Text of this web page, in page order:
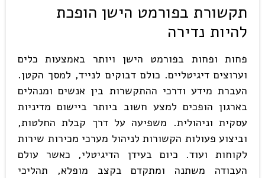
תקשורת בפורמט הישן הופכת
להיות נדירה
פחות ופחות בפורמט הישן ויותר באמצעות כלים
וערוצים דיגיטליים. כולם דבוקים לנייד, למסך הקטן.
העברת מידע ודרכי ההתקשרות בין אנשים ומנהלים
בארגון הופכים למצע חשוב ביותר ביישום מדיניות
עסקית וניהולית. משפיעה על דרך קבלת החלטות,
וביצוע פעולות הקשורות לניהול מערכי מכירות שירות
לקוחות ועוד. כיום בעידן הדיגיטלי, כאשר עולם
העבודה משתנה ומתקדם בקצב מופלא, תהליכי